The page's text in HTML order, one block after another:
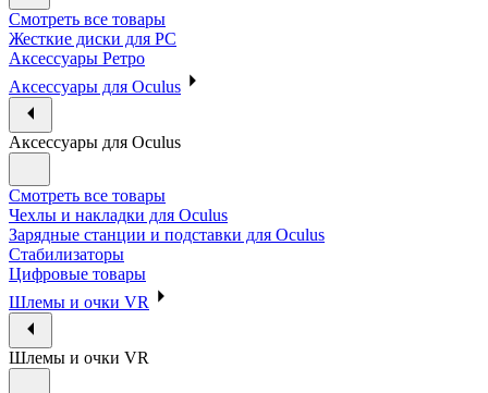
Смотреть все товары
Жесткие диски для PC
Аксессуары Ретро
Аксессуары для Oculus
Аксессуары для Oculus
Смотреть все товары
Чехлы и накладки для Oculus
Зарядные станции и подставки для Oculus
Стабилизаторы
Цифровые товары
Шлемы и очки VR
Шлемы и очки VR